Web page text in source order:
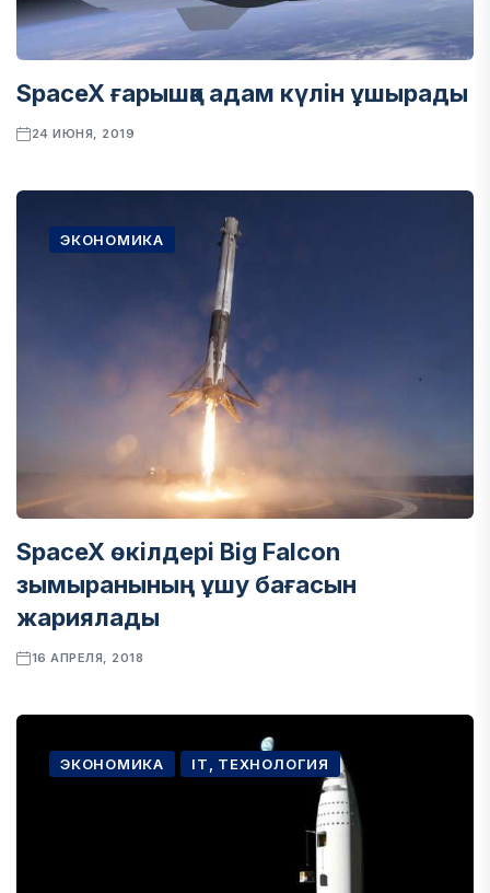
SpaceX ғарышқа адам күлін ұшырады
24 ИЮНЯ, 2019
ЭКОНОМИКА
SpaceX өкілдері Big Falcon
зымыранының ұшу бағасын
жариялады
16 АПРЕЛЯ, 2018
ЭКОНОМИКА IT, ТЕХНОЛОГИЯ